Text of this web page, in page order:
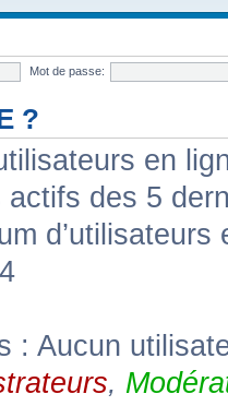
Mot de passe:
?
en
des 5
: Aucun
,